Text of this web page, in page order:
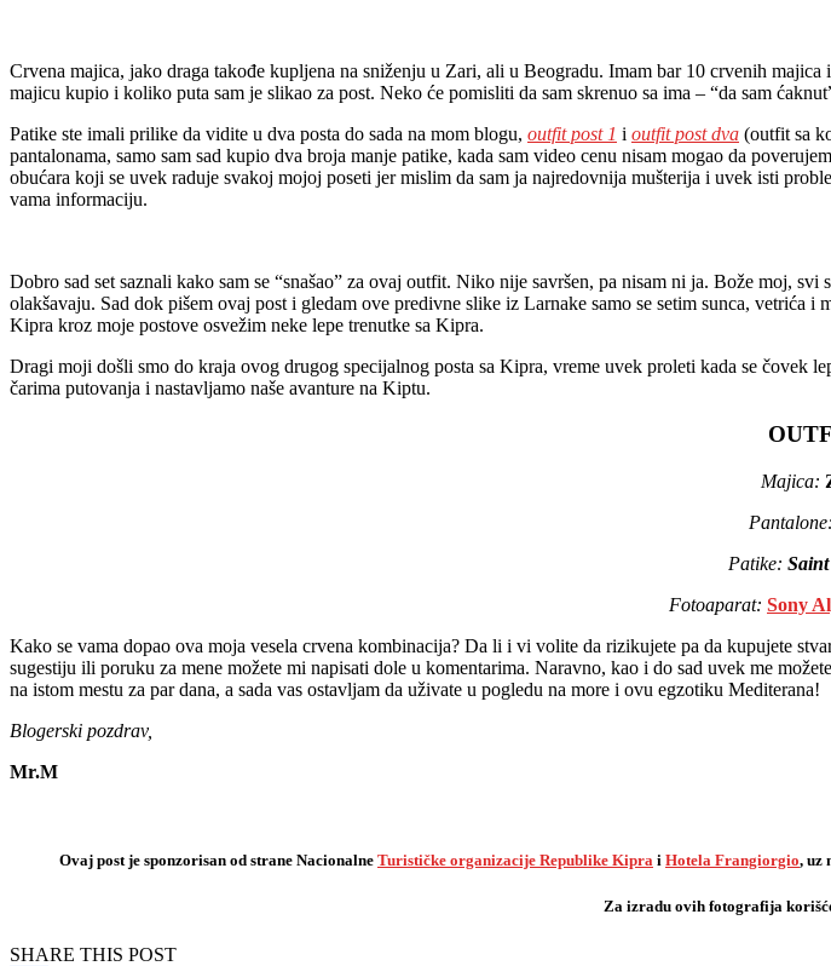
Crvena majica, jako draga takođe kupljena na sniženju u Zari, ali u Beogradu. Imam bar 10 crvenih
majicu kupio i koliko puta sam je slikao za post. Neko će pomisliti da sam skrenuo sa ima – “da sam
Patike ste imali prilike da vidite u dva posta do sada na mom blogu, outfit post 1 i outfit post dva (outfit sa
pantalonama, samo sam sad kupio dva broja manje patike, kada sam video cenu nisam mogao da
obućara koji se uvek raduje svakoj mojoj poseti jer mislim da sam ja najredovnija mušterija i uvek isti
vama informaciju.
Dobro sad set saznali kako sam se “snašao” za ovaj outfit. Niko nije savršen, pa nisam ni ja. Bože moj,
olakšavaju. Sad dok pišem ovaj post i gledam ove predivne slike iz Larnake samo se setim sunca,
Kipra kroz moje postove osvežim neke lepe trenutke sa Kipra.
Dragi moji došli smo do kraja ovog drugog specijalnog posta sa Kipra, vreme uvek proleti kada se čovek
čarima putovanja i nastavljamo naše avanture na Kiptu.
Majica:
Pantalone:
Patike:
Fotoaparat: Sony
Kako se vama dopao ova moja vesela crvena kombinacija? Da li i vi volite da rizikujete pa da kupujete
sugestiju ili poruku za mene možete mi napisati dole u komentarima. Naravno, kao i do sad uvek me
na istom mestu za par dana, a sada vas ostavljam da uživate u pogledu na more i ovu egzotiku Mediterana!
Blogerski pozdrav,
Mr.M
Ovaj post je sponzorisan od strane Nacionalne Turističke organizacije Republike Kipra i Hotela Frangiorgio, uz
Za izradu ovih fotografija
SHARE THIS POST